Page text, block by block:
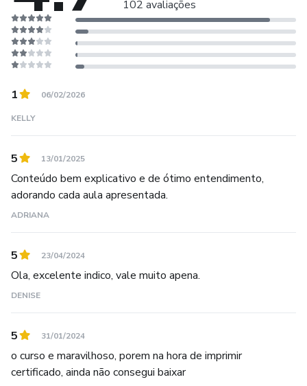
102 avaliações
1 06/02/2026
KELLY
5 13/01/2025
Conteúdo bem explicativo e de ótimo entendimento,
adorando cada aula apresentada.
ADRIANA
5 23/04/2024
Ola, excelente indico, vale muito apena.
DENISE
5 31/01/2024
o curso e maravilhoso, porem na hora de imprimir
certificado, ainda não consegui baixar